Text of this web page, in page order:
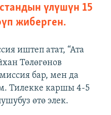
үлүшүн 15
жиберген.
иштеп атат, “Ата
Төлөгөнов
бар, мен да
Тилекке каршы 4-5
өтө элек.